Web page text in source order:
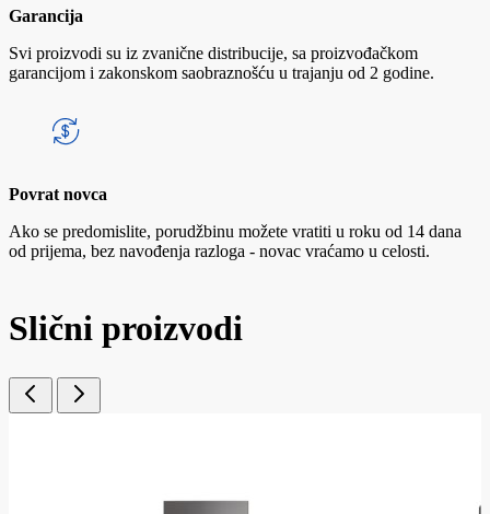
Garancija
Svi proizvodi su iz zvanične distribucije, sa proizvođačkom
garancijom i zakonskom saobraznošću u trajanju od 2 godine.
Povrat novca
Ako se predomislite, porudžbinu možete vratiti u roku od 14 dana
od prijema, bez navođenja razloga - novac vraćamo u celosti.
Slični proizvodi